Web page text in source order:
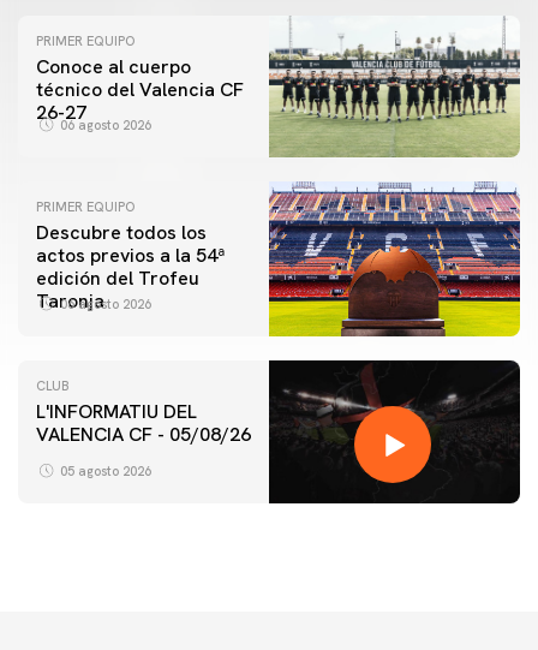
PRIMER EQUIPO
Conoce al cuerpo
técnico del Valencia CF
26-27
06 agosto 2026
PRIMER EQUIPO
Descubre todos los
actos previos a la 54ª
edición del Trofeu
Taronja
06 agosto 2026
CLUB
L'INFORMATIU DEL
VALENCIA CF - 05/08/26
05 agosto 2026